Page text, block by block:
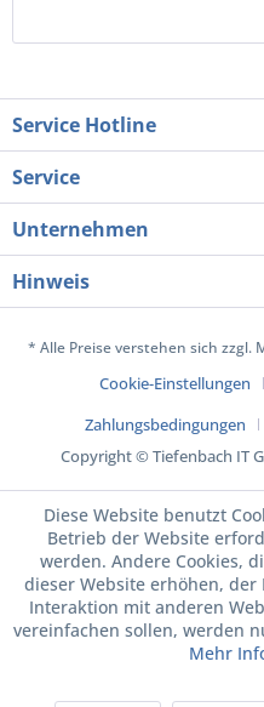
Service Hotline
Service
Unternehmen
Hinweis
* Alle Preise verstehen sich
Cookie-Einstellungen
Zahlungsbedingungen
Copyright © Tiefenbach IT
Diese Website benutzt
Betrieb der Website
werden. Andere Cookies,
dieser Website erhöhen,
Interaktion mit anderen
vereinfachen sollen, werden
Mehr